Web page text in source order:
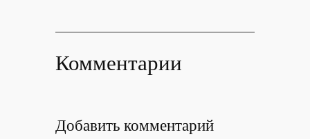
Комментарии
Добавить комментарий